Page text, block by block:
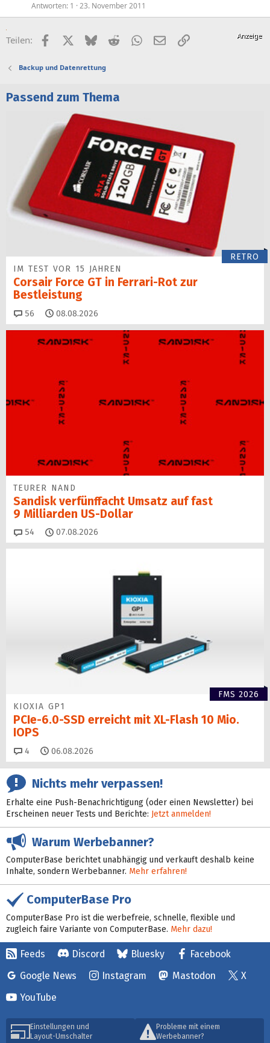
Antworten 1 23. November 2011
Teilen: FacebookX (Twitter)
BlueskyRedditWhatsApp
E-MailLink
Backup und Datenrettung
Passend zum Thema
RETRO
IM TEST VOR 15 JAHREN
Corsair Force GT in Ferrari-Rot zur
Bestleistung
56 Kommentare
08.08.2026
TEURER NAND
Sandisk verfünffacht Umsatz auf fast
9 Milliarden US-Dollar
54 Kommentare
07.08.2026
FMS 2026
KIOXIA GP1
PCIe-6.0-SSD erreicht mit XL-Flash 10 Mio.
IOPS
4 Kommentare
06.08.2026
Nichts mehr verpassen!
Erhalte eine Push-Benachrichtigung (oder einen Newsletter) bei
Erscheinen neuer Tests und Berichte: Jetzt anmelden!
Warum Werbebanner?
ComputerBase berichtet unabhängig und verkauft deshalb keine
Inhalte, sondern Werbebanner. Mehr erfahren!
ComputerBase Pro
ComputerBase Pro ist die werbefreie, schnelle, flexible und
zugleich faire Variante von ComputerBase. Mehr dazu!
Feeds Discord Bluesky
Facebook
Google News
Instagram Mastodon
X
YouTube
Einstellungen und
Layout-Umschalter
Probleme mit einem
Werbebanner?